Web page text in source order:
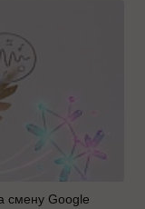
смену Google